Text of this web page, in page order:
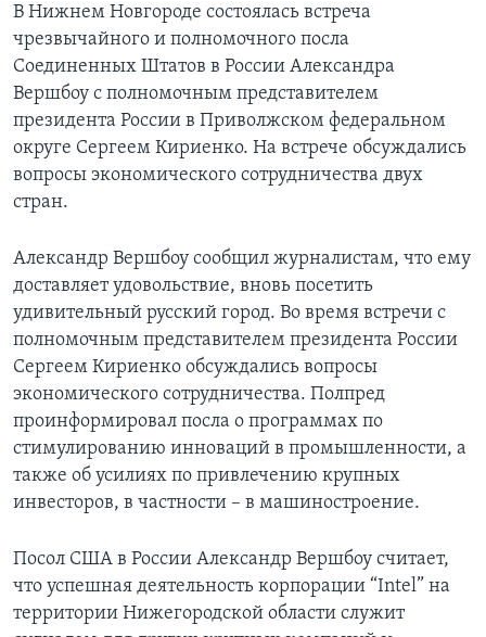
ДИСКУССИЯ VOA
ДЕТАЛИ
НЬЮ-ЙОРК NEW YORK
АМЕРИКА. БОЛЬШОЕ ПУТЕШЕСТВИЕ
АРТЕФАКТЫ
АМЕРИКАНСКИЕ ГОРОДКИ
ТЕСТЫ
ЗА СВОБОДУ ПРЕССЫ
УЧИМ АНГЛИЙСКИЙ
ВИДЕО
ПОДПИСКА НА НОВОСТИ
Learning English
СОЦИАЛЬНЫЕ СЕТИ
Языки
В Нижнем Новгороде состоялась встреча
чрезвычайного и полномочного посла
Соединенных Штатов в России Александра
Вершбоу с полномочным представителем
президента России в Приволжском федеральном
округе Сергеем Кириенко. На встрече обсуждались
вопросы экономического сотрудничества двух
стран.
Александр Вершбоу сообщил журналистам, что ему
доставляет удовольствие, вновь посетить
удивительный русский город. Во время встречи с
полномочным представителем президента России
Сергеем Кириенко обсуждались вопросы
экономического сотрудничества. Полпред
проинформировал посла о программах по
стимулированию инноваций в промышленности, а
также об усилиях по привлечению крупных
инвесторов, в частности – в машиностроение.
Посол США в России Александр Вершбоу считает,
что успешная деятельность корпорации “Intel” на
территории Нижегородской области служит